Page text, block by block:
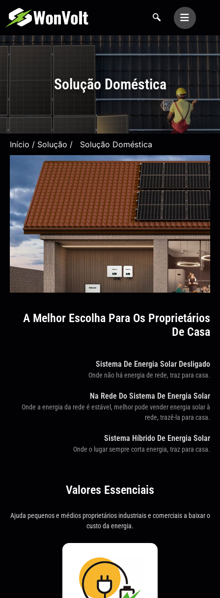
Solução Doméstica
Início / Solução / Solução Doméstica
A Melhor Escolha Para Os Proprietários
De Casa
Sistema De Energia Solar Desligado
Onde não há energia de rede, traz para casa.
Na Rede Do Sistema De Energia Solar
Onde a energia da rede é estável, melhor pode vender energia solar à
rede, trazê-la para casa.
Sistema Híbrido De Energia Solar
Onde o lugar sempre corta energia, traz para casa.
Valores Essenciais
Ajuda pequenos e médios proprietários industriais e comerciais a baixar o
custo da energia.